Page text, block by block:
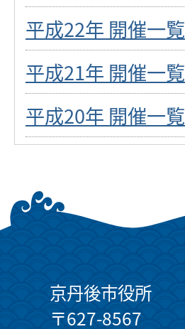
平成22年 開催一覧
平成21年 開催一覧
平成20年 開催一覧
京丹後市役所
〒627-8567